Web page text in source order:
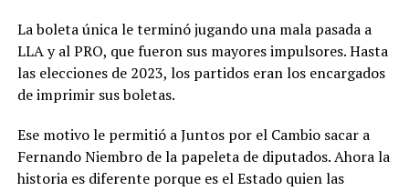
La boleta única le terminó jugando una mala pasada a
LLA y al PRO, que fueron sus mayores impulsores. Hasta
las elecciones de 2023, los partidos eran los encargados
de imprimir sus boletas.
Ese motivo le permitió a Juntos por el Cambio sacar a
Fernando Niembro de la papeleta de diputados. Ahora la
historia es diferente porque es el Estado quien las